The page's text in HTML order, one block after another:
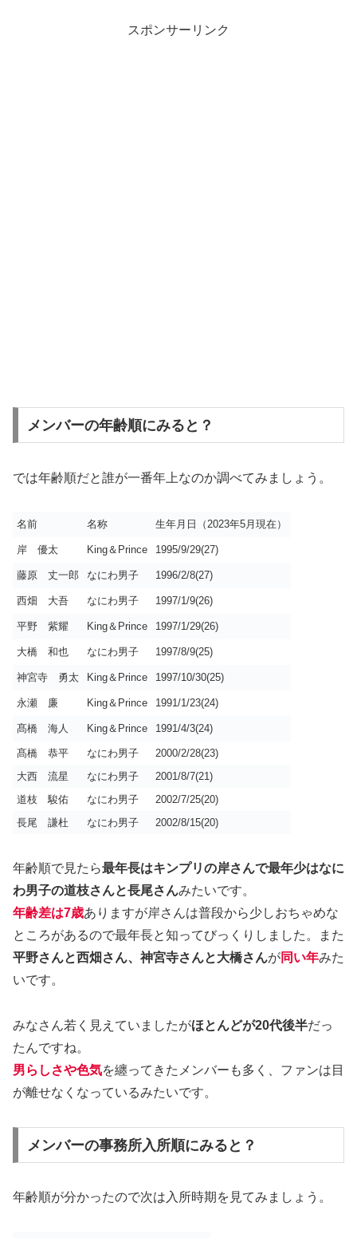
スポンサーリンク
メンバーの年齢順にみると？
では年齢順だと誰が一番年上なのか調べてみましょう。
名前 名称 生年月日（2023年5月現在）
岸 優太 King＆Prince 1995/9/29(27)
藤原 丈一郎 なにわ男子 1996/2/8(27)
西畑 大吾 なにわ男子 1997/1/9(26)
平野 紫耀 King＆Prince 1997/1/29(26)
大橋 和也 なにわ男子 1997/8/9(25)
神宮寺 勇太 King＆Prince 1997/10/30(25)
永瀬 廉 King＆Prince 1991/1/23(24)
髙橋 海人 King＆Prince 1991/4/3(24)
髙橋 恭平 なにわ男子
2000/2/28(23)
大西 流星
なにわ男子
2001/8/7(21)
道枝 駿佑
なにわ男子
2002/7/25(20)
長尾 謙杜
なにわ男子 2002/8/15(20)
年齢順で見たら最年長はキンプリの岸さんで最年少はなに
わ男子の道枝さんと長尾さんみたいです。
年齢差は7歳ありますが岸さんは普段から少しおちゃめな
ところがあるので最年長と知ってびっくりしました。また
平野さんと西畑さん、神宮寺さんと大橋さんが同い年みた
いです。
みなさん若く見えていましたがほとんどが20代後半だっ
たんですね。
男らしさや色気を纏ってきたメンバーも多く、ファンは目
が離せなくなっているみたいです。
メンバーの事務所入所順にみると？
年齢順が分かったので次は入所時期を見てみましょう。